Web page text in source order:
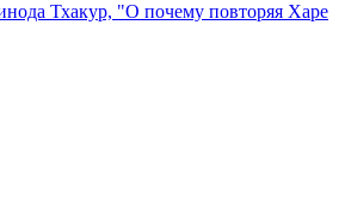
Тхакур, "О почему повторяя Харе